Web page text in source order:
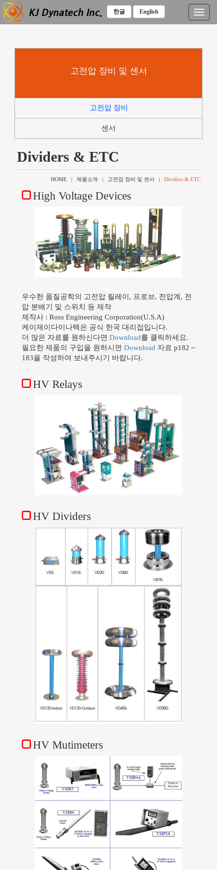
한글 English
T
o
i
a
i
고전압 장비 및 센서
고전압 장비
센서
Dividers & ETC
HOME | 제품소개 | 고전압 장비 및 센서 | Dividers & ETC
High Voltage Devices
우수한 품질공학의 고전압 릴레이, 프로브, 전압계, 전
압 분배기 및 스위치 등 제작
제작사 : Ross Engineering Corporation(U.S.A)
케이제이다이나텍은 공식 한국 대리접입니다.
더 많은 자료를 원하신다면 Download를 클릭하세요.
필요한 제품의 구입을 원하시면 Download 자료 p182 ~
183을 작성하여 보내주시기 바랍니다.
HV Relays
HV Dividers
HV Mutimeters